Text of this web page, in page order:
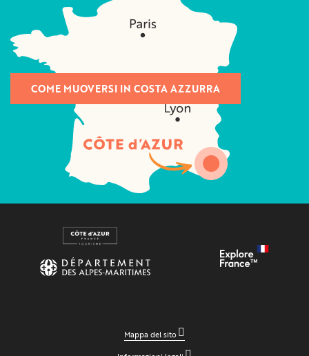
COME MUOVERSI IN COSTA AZZURRA
Mappa del sito